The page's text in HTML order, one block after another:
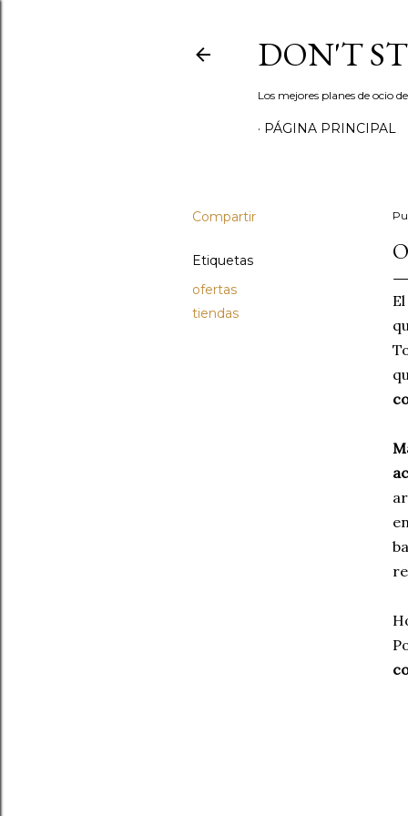
DON'T
Los mejores planes de ocio
PÁGINA PRINCIPAL
Compartir
Etiquetas
ofertas
tiendas